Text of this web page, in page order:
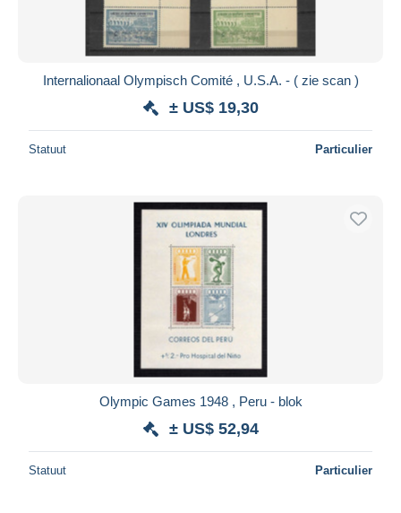
Internalionaal Olympisch Comité , U.S.A. - ( zie scan )
± US$ 19,30
Statuut Particulier
Olympic Games 1948 , Peru - blok
± US$ 52,94
Statuut Particulier